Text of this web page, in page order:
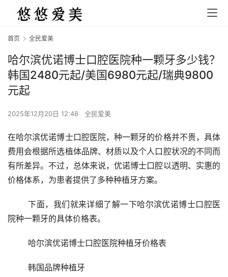
首页 全民爱美
哈尔滨优诺博士口腔医院种一颗牙多少钱？
韩国2480元起/美国6980元起/瑞典9800
元起
2025年12月20日 12:48 全民爱美
在哈尔滨优诺博士口腔医院，种一颗牙的价格并不贵，具体
费用会根据所选植体品牌、材质以及个人口腔状况的不同而
有所差异。不过，总体来说，优诺博士口腔以透明、实惠的
价格体系，为患者提供了多种种植牙方案。
	下面，我们就来详细了解一下哈尔滨优诺博士口腔医
院种一颗牙的具体价格表。
	哈尔滨优诺博士口腔医院种植牙价格表
	韩国品牌种植牙